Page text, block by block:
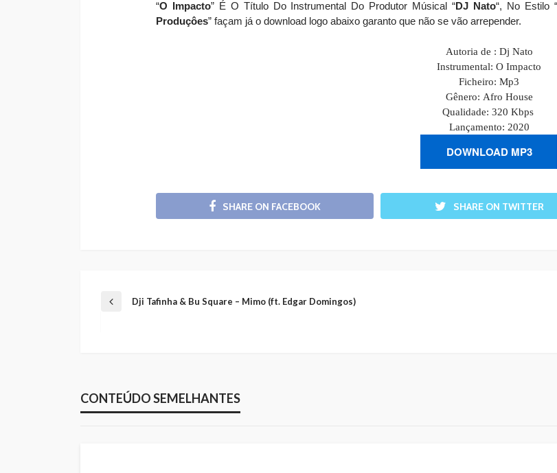
“O Impacto” É O Título Do Instrumental Do Produtor Músical “DJ Nato“, No Estilo “
Produçôes” façam já o download logo abaixo garanto que não se vão arrepender.
Autoria de : Dj Nato
Instrumental: O Impacto
Ficheiro: Mp3
Gênero: Afro House
Qualidade: 320 Kbps
Lançamento: 2020
DOWNLOAD MP3
SHARE ON FACEBOOK SHARE ON TWITTER
Dji Tafinha & Bu Square – Mimo (ft. Edgar Domingos)
CONTEÚDO SEMELHANTES